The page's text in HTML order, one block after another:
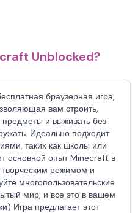
Unblocked?
браузерная игра,
вам строить,
предметы и выживать без
Идеально подходит
таких как школы или
основной опыт Minecraft в
режимом и
многопользовательские
мир, и все это в вашем
Игра предлагает этот